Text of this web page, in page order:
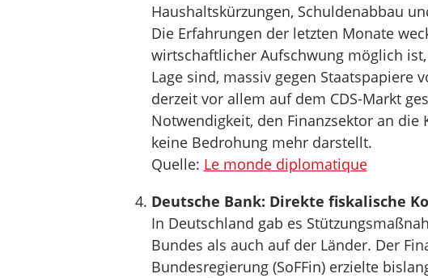
Haushaltskürzungen, Schuldenabbau
Die Erfahrungen der letzten Monate
wirtschaftlicher Aufschwung möglich
Lage sind, massiv gegen Staatspapiere
derzeit vor allem auf dem CDS-Markt
Notwendigkeit, den Finanzsektor an die
keine Bedrohung mehr darstellt.
Quelle: Le monde diplomatique
Deutsche Bank: Direkte fiskalische
In Deutschland gab es
Bundes als auch auf der Länder. Der
Bundesregierung (SoFFin) erzielte